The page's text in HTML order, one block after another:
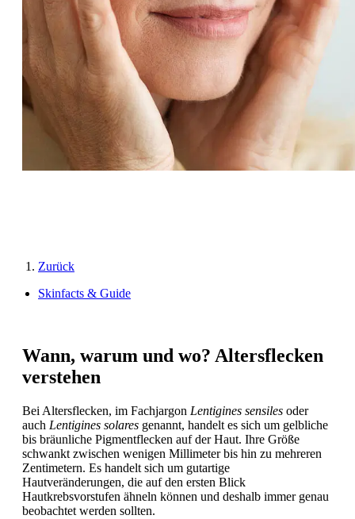
Zurück
Skinfacts & Guide
Wann, warum und wo? Altersflecken
verstehen
Bei Altersflecken, im Fachjargon Lentigines sensiles oder
auch Lentigines solares genannt, handelt es sich um gelbliche
bis bräunliche Pigmentflecken auf der Haut. Ihre Größe
schwankt zwischen wenigen Millimeter bis hin zu mehreren
Zentimetern. Es handelt sich um gutartige
Hautveränderungen, die auf den ersten Blick
Hautkrebsvorstufen ähneln können und deshalb immer genau
beobachtet werden sollten.